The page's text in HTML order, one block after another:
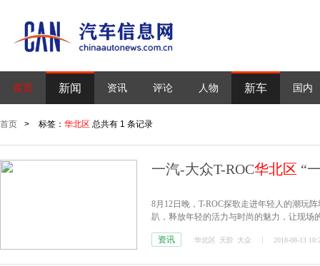
首页 新闻 资讯 评论 人物 新车 国内
首页 > 标签： 华北区 总共有 1 条记录
一汽-大众T-ROC华北区 “
8月12日晚，T-ROC探歌走进年轻人的潮玩
趴，释放年轻的活力与时尚的魅力，让现场
资讯 华北区 天阶 大众 2018-08-13